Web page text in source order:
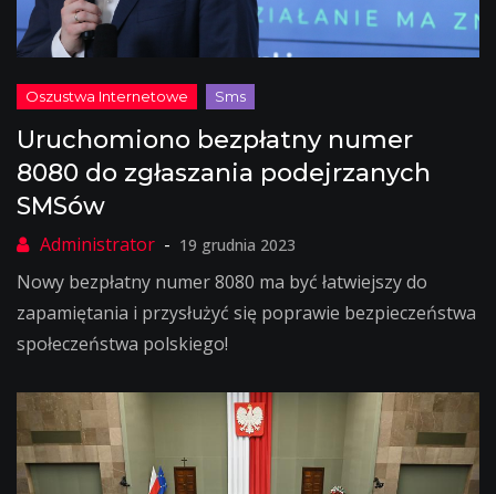
Uruchomiono bezpłatny numer
8080 do zgłaszania podejrzanych
SMSów
19 grudnia 2023
Nowy bezpłatny numer 8080 ma być łatwiejszy do
zapamiętania i przysłużyć się poprawie bezpieczeństwa
społeczeństwa polskiego!